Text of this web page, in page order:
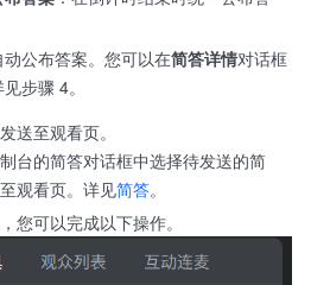
动公布答案。您可以在简答详情对话框
步骤 4。
送至观看页。
台的简答对话框中选择待发送的简
观看页。详见简答。
您可以完成以下操作。